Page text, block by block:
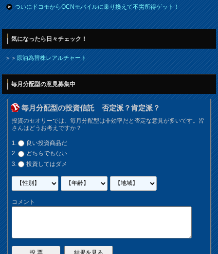
ついにドコモからOCNモバイルに乗り換えて不労所得ゲット！
気になったら日々チェック！
＞＞原油為替株レアルチャート
毎月分配型の意見募集中
毎月分配型の投資信託 否定派？肯定派？
投資のセオリーでは、毎月分配型は非効率だと否定な意見が多いです。皆
さんはどうお考えですか？
良い投資商品だ
どちらでもない
投資してはダメ
コメント